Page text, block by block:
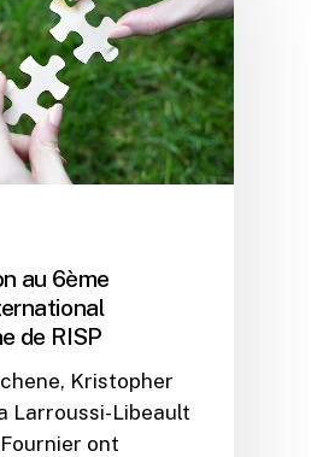
au 6ème
de RISP
Kristopher
Larroussi-Libeault
ont